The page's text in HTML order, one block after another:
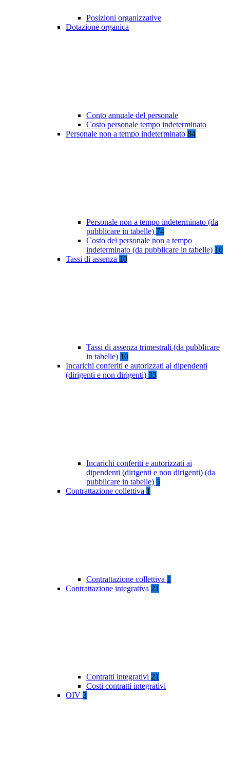
Posizioni organizzative
Dotazione organica
Conto annuale del personale
Costo personale tempo indeterminato
Personale non a tempo indeterminato 84
Personale non a tempo indeterminato (da
pubblicare in tabelle) 74
Costo del personale non a tempo
indeterminato (da pubblicare in tabelle) 10
Tassi di assenza 10
Tassi di assenza trimestrali (da pubblicare
in tabelle) 10
Incarichi conferiti e autorizzati ai dipendenti
(dirigenti e non dirigenti) 33
Incarichi conferiti e autorizzati ai
dipendenti (dirigenti e non dirigenti) (da
pubblicare in tabelle) 5
Contrattazione collettiva 1
Contrattazione collettiva 1
Contrattazione integrativa 21
Contratti integrativi 21
Costi contratti integrativi
OIV 3